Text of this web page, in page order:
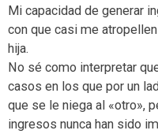
Mi capacidad de generar
con que casi me
hija.
No sé como interpretar
casos en los que por un
que se le niega al «otro»,
ingresos nunca han sido